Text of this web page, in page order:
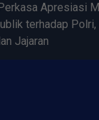
Apresiasi
terhadap
Jajaran